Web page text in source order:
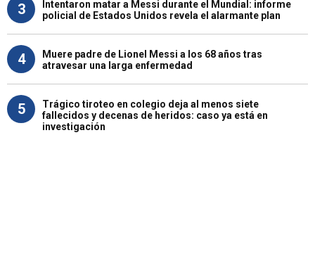
3
Intentaron matar a Messi durante el Mundial: informe
policial de Estados Unidos revela el alarmante plan
4
Muere padre de Lionel Messi a los 68 años tras
atravesar una larga enfermedad
5
Trágico tiroteo en colegio deja al menos siete
fallecidos y decenas de heridos: caso ya está en
investigación